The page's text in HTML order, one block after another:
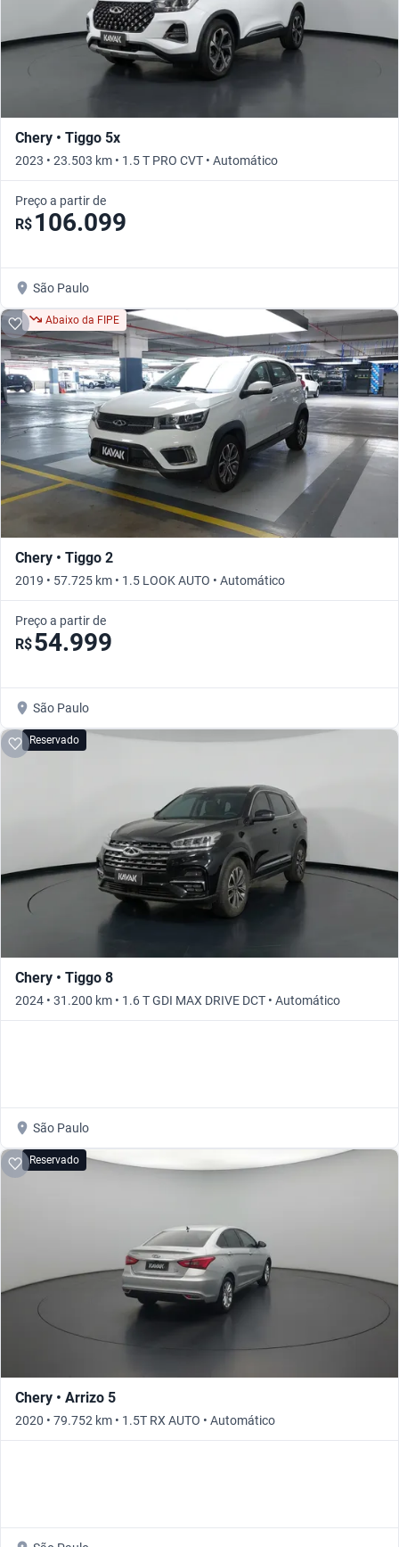
Chery • Tiggo 5x
2023 • 23.503 km • 1.5 T PRO CVT • Automático
Preço a partir de
R$ 106.099
São Paulo
Abaixo da FIPE
Chery • Tiggo 2
2019 • 57.725 km • 1.5 LOOK AUTO • Automático
Preço a partir de
R$54.999
São Paulo
Reservado
Chery • Tiggo 8
2024 • 31.200 km • 1.6 T GDI MAX DRIVE DCT • Automático
São Paulo
Reservado
Chery • Arrizo 5
2020 • 79.752 km • 1.5T RX AUTO • Automático